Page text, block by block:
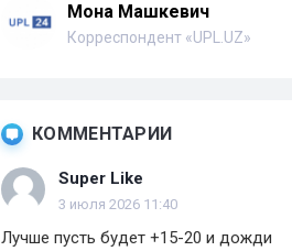
Мона Машкевич
Корреспондент «UPL.UZ»
КОММЕНТАРИИ
Super Like
3 июля 2026 11:40
Лучше пусть будет +15-20 и дожди